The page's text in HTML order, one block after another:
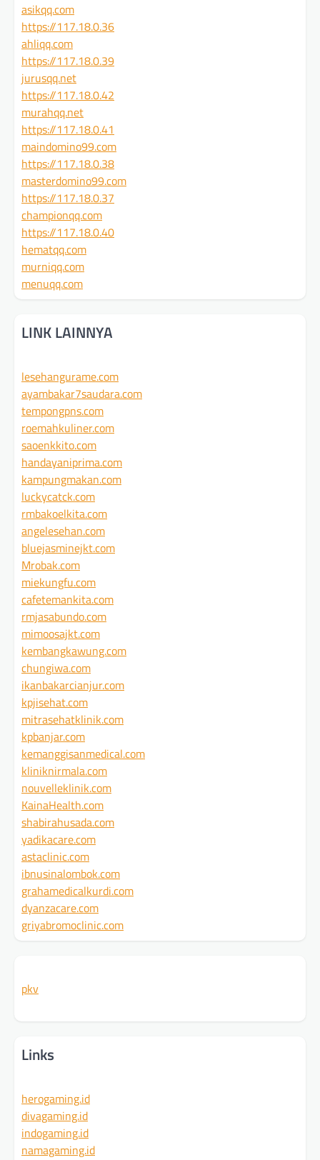
asikqq.com
https://117.18.0.36
ahliqq.com
https://117.18.0.39
jurusqq.net
https://117.18.0.42
murahqq.net
https://117.18.0.41
maindomino99.com
https://117.18.0.38
masterdomino99.com
https://117.18.0.37
championqq.com
https://117.18.0.40
hematqq.com
murniqq.com
menuqq.com
LINK LAINNYA
lesehangurame.com
ayambakar7saudara.com
tempongpns.com
roemahkuliner.com
saoenkkito.com
handayaniprima.com
kampungmakan.com
luckycatck.com
rmbakoelkita.com
angelesehan.com
bluejasminejkt.com
Mrobak.com
miekungfu.com
cafetemankita.com
rmjasabundo.com
mimoosajkt.com
kembangkawung.com
chungiwa.com
ikanbakarcianjur.com
kpjisehat.com
mitrasehatklinik.com
kpbanjar.com
kemanggisanmedical.com
kliniknirmala.com
nouvelleklinik.com
KainaHealth.com
shabirahusada.com
yadikacare.com
astaclinic.com
ibnusinalombok.com
grahamedicalkurdi.com
dyanzacare.com
griyabromoclinic.com
pkv
Links
herogaming.id
divagaming.id
indogaming.id
namagaming.id